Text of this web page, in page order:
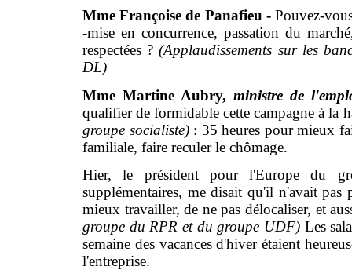
Mme Françoise de Panafieu - Pouvez-
-mise en concurrence, passation du
respectées ?(Applaudissements sur les
DL)
Mme Martine Aubry,ministre de
qualifier de formidable cette campagne à la
groupe socialiste): 35 heures pour mieux
familiale, faire reculer le chômage.
Hier, le président pour l'Europe du
supplémentaires, me disait qu'il n'avait
mieux travailler, de ne pas délocaliser, et
groupe du RPR et du groupe UDF)Les
semaine des vacances d'hiver étaient
l'entreprise.